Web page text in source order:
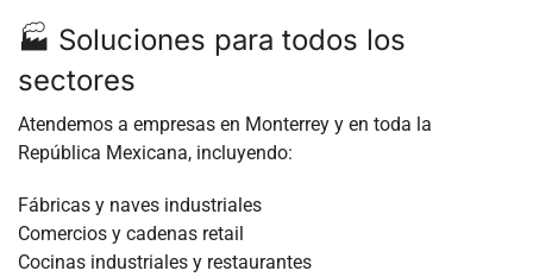
🏭 Soluciones para todos los
sectores
Atendemos a empresas en Monterrey y en toda la
República Mexicana, incluyendo:
Fábricas y naves industriales
Comercios y cadenas retail
Cocinas industriales y restaurantes